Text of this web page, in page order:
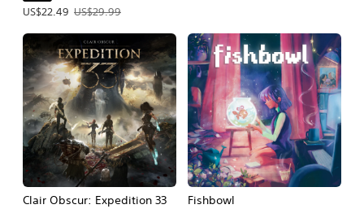
US$22.49
Precio de la oferta: US$22.49. Precio original: US$29.99.
US$29.99
Clair Obscur: Expedition 33 Fishbowl